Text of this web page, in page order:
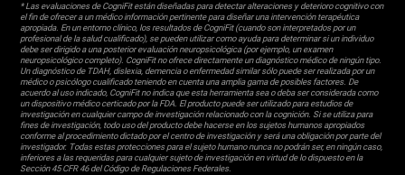
* Las evaluaciones de CogniFit están diseñadas para detectar alteraciones y deterioro cognitivo con
el fin de ofrecer a un médico información pertinente para diseñar una intervención terapéutica
apropiada. En un entorno clínico, los resultados de CogniFit (cuando son interpretados por un
profesional de la salud cualificado), se pueden utilizar como ayuda para determinar si un individuo
debe ser dirigido a una posterior evaluación neuropsicológica (por ejemplo, un examen
neuropsicológico completo). CogniFit no ofrece directamente un diagnóstico médico de ningún tipo.
Un diagnóstico de TDAH, dislexia, demencia o enfermedad similar sólo puede ser realizada por un
médico o psicólogo cualificado teniendo en cuenta una amplia gama de posibles factores. De
acuerdo al uso indicado, CogniFit no indica que esta herramienta sea o deba ser considerada como
un dispositivo médico certicado por la FDA. El producto puede ser utilizado para estudios de
investigación en cualquier campo de investigación relacionado con la cognición. Si se utiliza para
fines de investigación, todo uso del producto debe hacerse en los sujetos humanos apropiados
conforme al procedimiento dictado por el centro de investigación y será una obligación por parte del
investigador. Todas estas protecciones para el sujeto humano nunca no podrán ser, en ningún caso,
inferiores a las requeridas para cualquier sujeto de investigación en virtud de lo dispuesto en la
Sección 45 CFR 46 del Código de Regulaciones Federales.